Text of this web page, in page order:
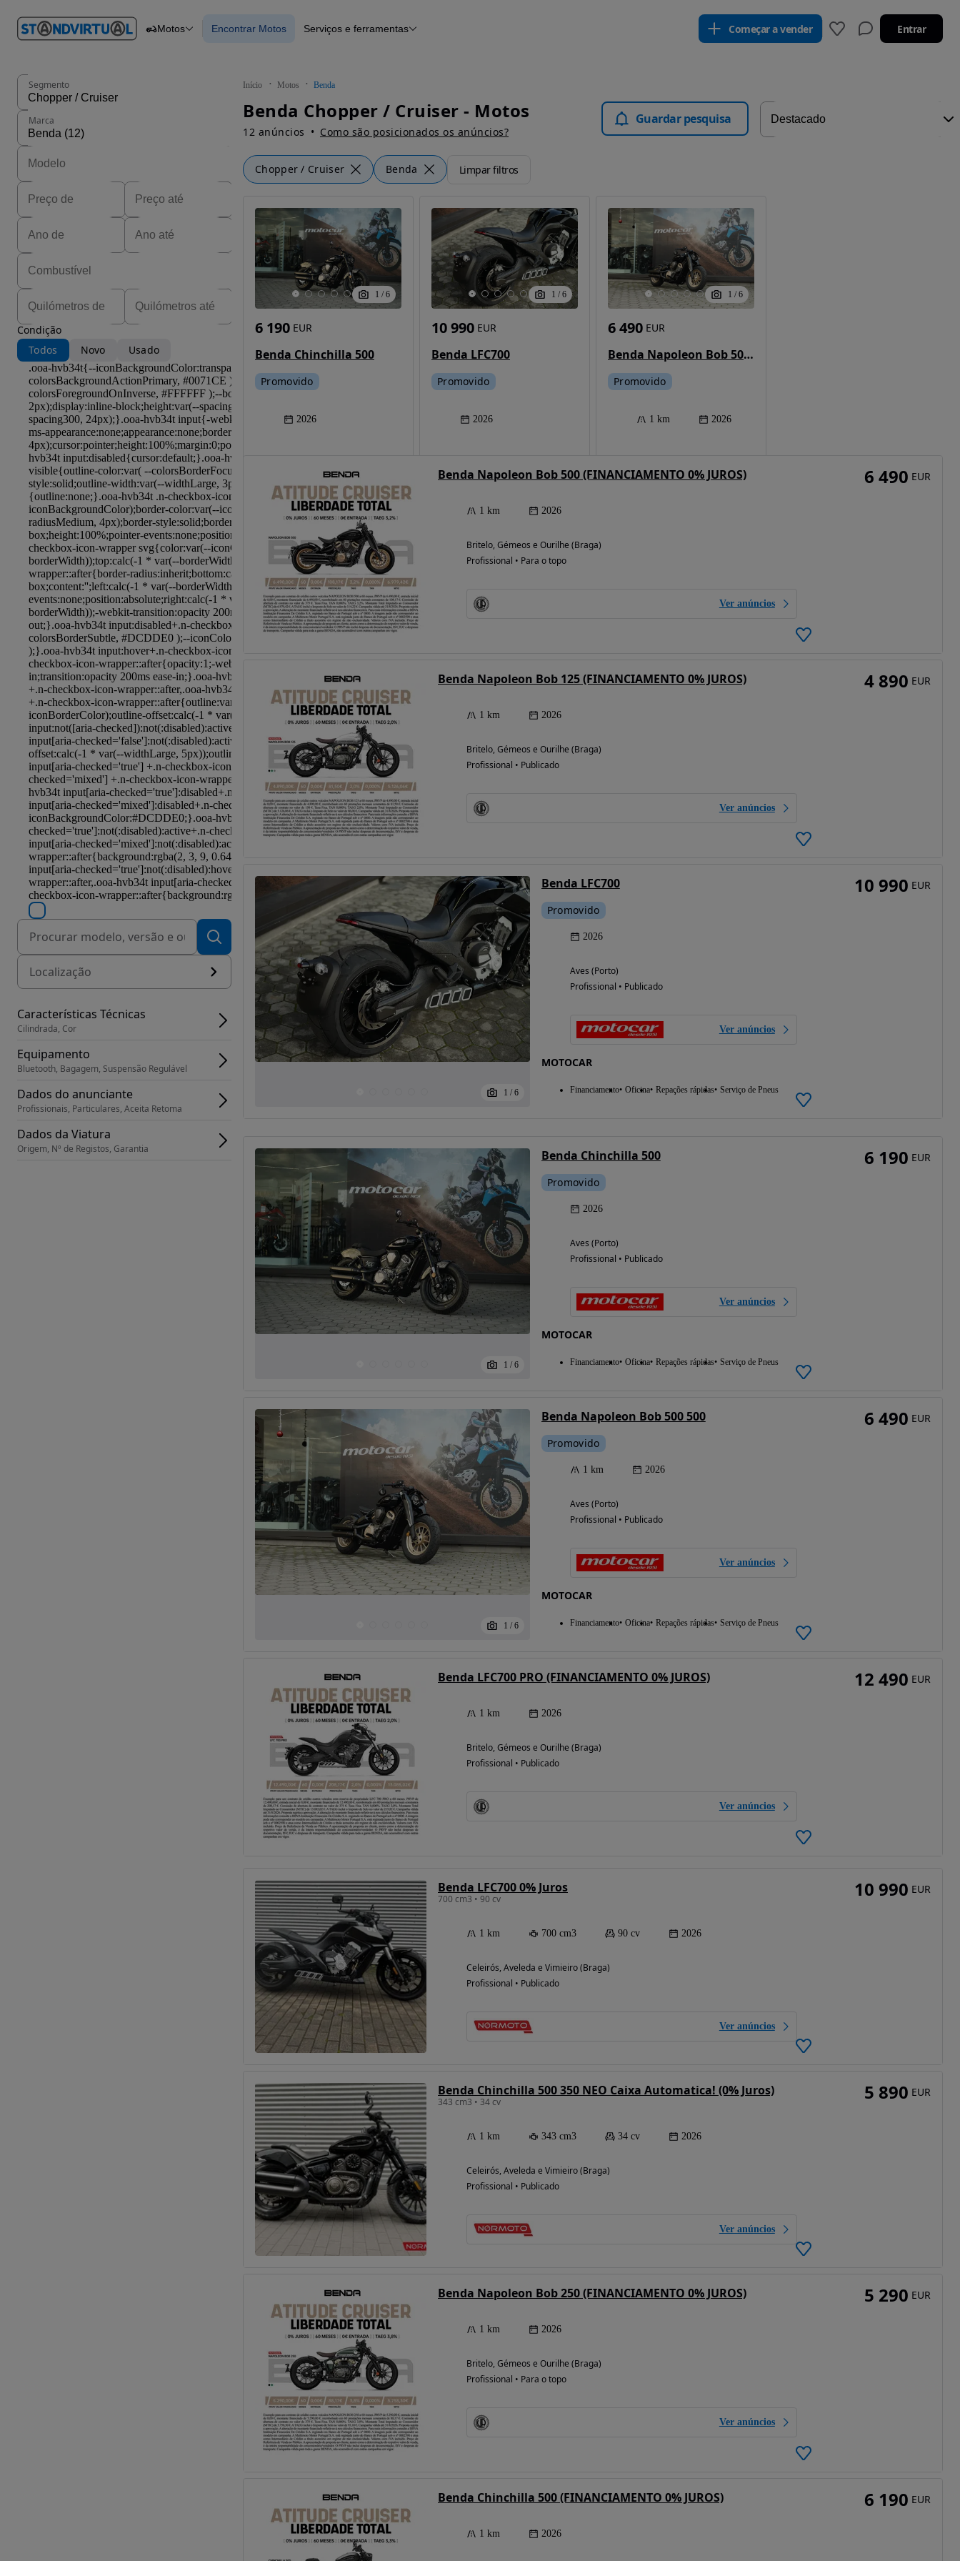
em
Carros Carros
Motos Encontrar Motos Serviços e ferramentas Começar a vender Entrar
Início Motos Benda
Benda Chopper / Cruiser - Motos
12 anúncios Como são posicionados os anúncios?
Guardar pesquisa
Chopper / Cruiser Benda Limpar filtros
Segmento
Marca
Condição
Todos
Novo Usado
Possibilidade de
Localização
Características Técnicas
Cilindrada, Cor
Equipamento
Bluetooth, Bagagem, Suspensão Regulável
Dados do anunciante
Profissionais, Particulares, Aceita Retoma
Dados da Viatura
Origem, Nº de Registos, Garantia
1 / 6
Benda Chinchilla 500
6 190 EUR
Promovido
2026
1 / 6
Benda LFC700
10 990 EUR
Promovido
2026
1 / 6
Benda Napoleon Bob 500 500
6 490 EUR
Promovido
1 km 2026
Benda Napoleon Bob 500 (FINANCIAMENTO 0% JUROS)
1 km 2026
Britelo, Gémeos e Ourilhe (Braga)
Profissional • Para o topo
Ver anúncios
6 490 EUR
Benda Napoleon Bob 125 (FINANCIAMENTO 0% JUROS)
1 km 2026
Britelo, Gémeos e Ourilhe (Braga)
Profissional • Publicado
Ver anúncios
4 890 EUR
1 / 6
Benda LFC700
Promovido
2026
Aves (Porto)
Profissional • Publicado
Ver anúncios
MOTOCAR
Financiamento Oficina Repações rápidas Serviço de Pneus
10 990 EUR
1 / 6
Benda Chinchilla 500
Promovido
2026
Aves (Porto)
Profissional • Publicado
Ver anúncios
MOTOCAR
Financiamento Oficina Repações rápidas Serviço de Pneus
6 190 EUR
1 / 6
Benda Napoleon Bob 500 500
Promovido
1 km 2026
Aves (Porto)
Profissional • Publicado
Ver anúncios
MOTOCAR
Financiamento Oficina Repações rápidas Serviço de Pneus
6 490 EUR
Benda LFC700 PRO (FINANCIAMENTO 0% JUROS)
1 km 2026
Britelo, Gémeos e Ourilhe (Braga)
Profissional • Publicado
Ver anúncios
12 490 EUR
Benda LFC700 0% Juros
700 cm3 • 90 cv
1 km 700 cm3 90 cv 2026
Celeirós, Aveleda e Vimieiro (Braga)
Profissional • Publicado
Ver anúncios
10 990 EUR
Benda Chinchilla 500 350 NEO Caixa Automatica! (0% Juros)
343 cm3 • 34 cv
1 km 343 cm3 34 cv 2026
Celeirós, Aveleda e Vimieiro (Braga)
Profissional • Publicado
Ver anúncios
5 890 EUR
Benda Napoleon Bob 250 (FINANCIAMENTO 0% JUROS)
1 km 2026
Britelo, Gémeos e Ourilhe (Braga)
Profissional • Para o topo
Ver anúncios
5 290 EUR
Benda Chinchilla 500 (FINANCIAMENTO 0% JUROS)
1 km 2026
6 190 EUR